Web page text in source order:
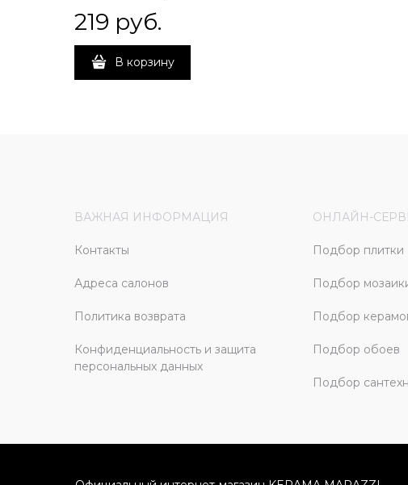
матовый 30,2x3,5x7,8
219 руб.
В корзину
ВАЖНАЯ ИНФОРМАЦИЯ
Контакты
Адреса салонов
Политика возврата
Конфиденциальность и защита
персональных данных
ОНЛАЙН-
Подбор плитки
Подбор
Подбор
Подбор обоев
Подбор